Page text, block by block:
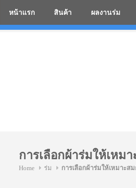
หน้าแรก สินค้า ผลงานร่ม
การเลือกผ้าร่มให้เหม
Home ร่ม การเลือกผ้าร่มให้เหมาะส
โรงงา